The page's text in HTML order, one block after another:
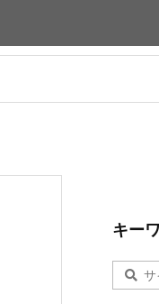
キー